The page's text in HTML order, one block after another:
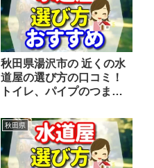
秋田県湯沢市の 近くの水
道屋の選び方の口コミ！
トイレ、パイプのつま
修理の前にチェックする
ことをシェアします。
秋田県